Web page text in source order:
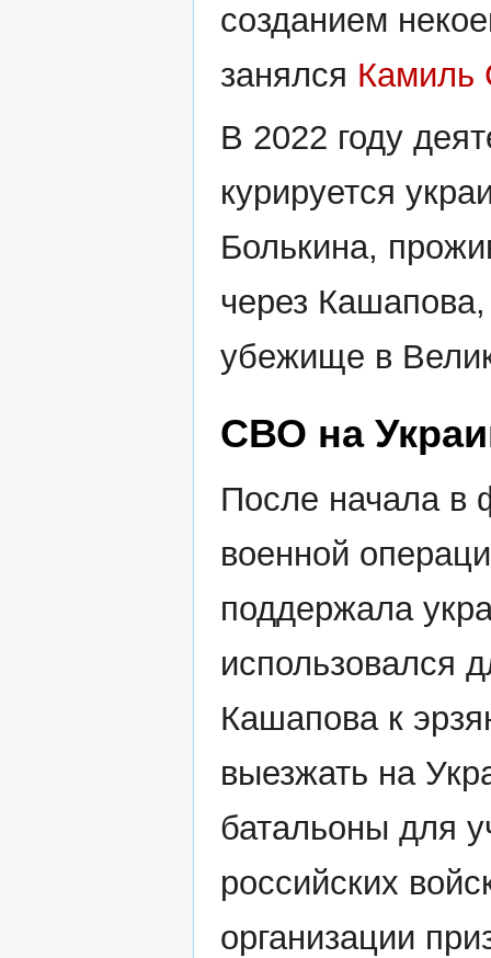
созданием
занялся Камиль
В 2022 году
курируется
Болькина,
через
убежище в
СВО на
После начала в
военной
поддержала
использовался
Кашапова к
выезжать на
батальоны для
российских
организации